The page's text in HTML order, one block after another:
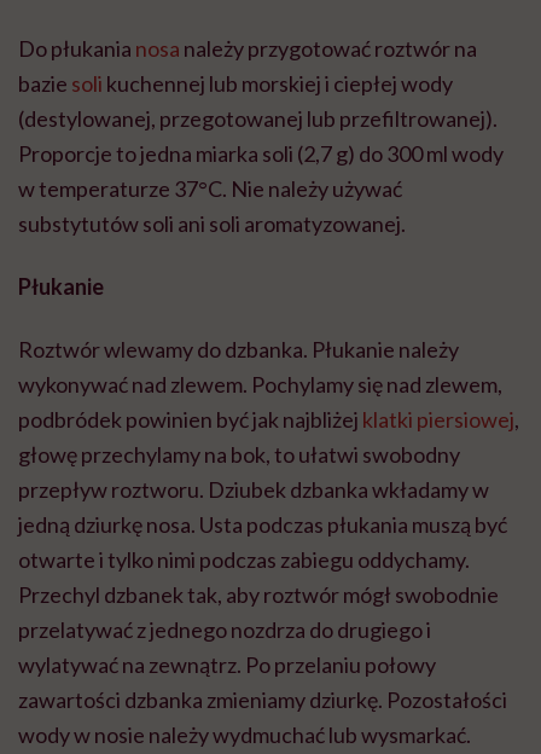
Do płukania nosa należy przygotować roztwór na
bazie soli kuchennej lub morskiej i ciepłej wody
(destylowanej, przegotowanej lub przefiltrowanej).
Proporcje to jedna miarka soli (2,7 g) do 300 ml wody
w temperaturze 37°C. Nie należy używać
substytutów soli ani soli aromatyzowanej.
Płukanie
Roztwór wlewamy do dzbanka. Płukanie należy
wykonywać nad zlewem. Pochylamy się nad zlewem,
podbródek powinien być jak najbliżej klatki piersiowej,
głowę przechylamy na bok, to ułatwi swobodny
przepływ roztworu. Dziubek dzbanka wkładamy w
jedną dziurkę nosa. Usta podczas płukania muszą być
otwarte i tylko nimi podczas zabiegu oddychamy.
Przechyl dzbanek tak, aby roztwór mógł swobodnie
przelatywać z jednego nozdrza do drugiego i
wylatywać na zewnątrz. Po przelaniu połowy
zawartości dzbanka zmieniamy dziurkę. Pozostałości
wody w nosie należy wydmuchać lub wysmarkać.